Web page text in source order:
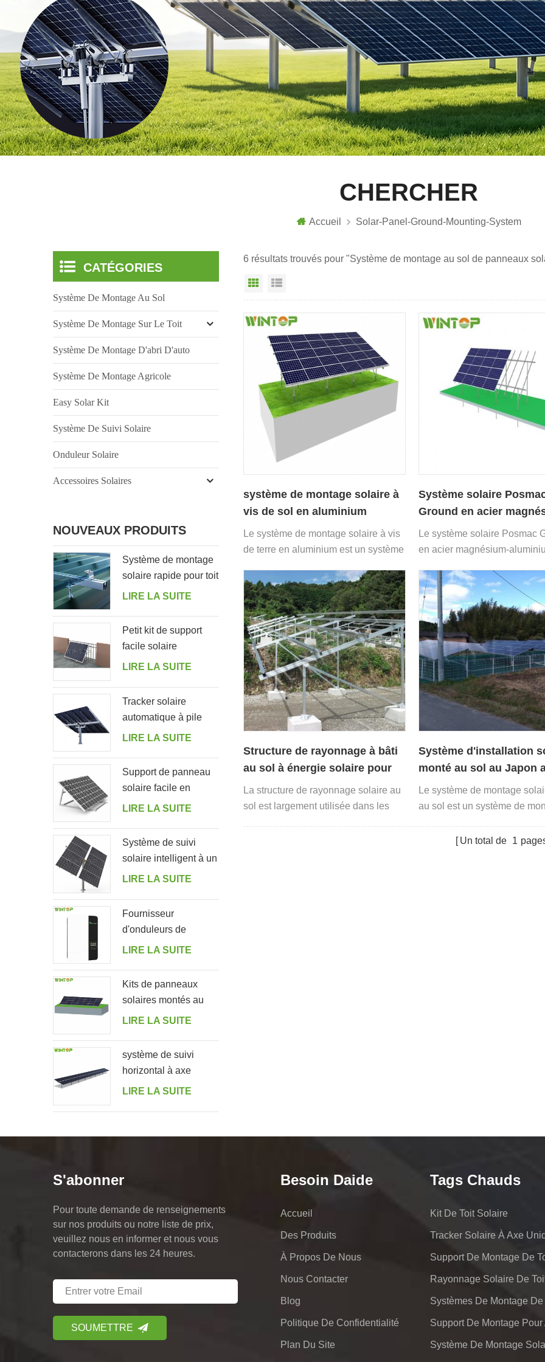
CHERCHER
Accueil Solar-Panel-Ground-Mounting-System
6 résultats trouvés pour "Système de montage au sol de panneaux
Vue grille
système de montage solaire à
vis de sol en aluminium
Le système de montage solaire à vis
de terre en aluminium est un système
une vis de terre.
Système solaire
Ground en acier
aluminium-zinc
Le système solaire Posmac
en acier magnésium-
au sol fabriqué en plaque
magnésium-aluminium-zinc.
Posmac est un nouveau
coût d'installation est plus
économique.
Structure de rayonnage à bâti
au sol à énergie solaire pour
base en béton
La structure de rayonnage solaire au
sol est largement utilisée dans les
Système d'installation
monté au sol au Japon
vis de terre
Le système de montage
au sol est un système de
Un total de 1
CATÉGORIES
Système De Montage Au Sol
Système De Montage Sur Le Toit
Système De Montage D'abri D'auto
Système De Montage Agricole
Easy Solar Kit
Système De Suivi Solaire
Onduleur Solaire
Accessoires Solaires
NOUVEAUX PRODUITS
Système de montage
solaire rapide pour toit
en tôle avec boulon
LIRE LA SUITE
Petit kit de support
facile solaire
résidentiel pour
LIRE LA SUITE
Tracker solaire
automatique à pile
unique avec 10
LIRE LA SUITE
Support de panneau
solaire facile en
aluminium à angle
LIRE LA SUITE
Système de suivi
solaire intelligent à un
seul poteau et à deux
LIRE LA SUITE
Fournisseur
d'onduleurs de
stockage d'énergie
LIRE LA SUITE
Kits de panneaux
solaires montés au
sol en forme
LIRE LA SUITE
système de suivi
horizontal à axe
unique à double
LIRE LA SUITE
S'abonner
Pour toute demande de renseignements
sur nos produits ou notre liste de prix,
veuillez nous en informer et nous vous
contacterons dans les 24 heures.
Besoin Daide
Accueil
Des Produits
À Propos De Nous
Nous Contacter
Blog
Politique De Confidentialité
Plan Du Site
Tags Chauds
Kit De Toit Solaire
Tracker Solaire À Axe
Support De Montage De
Rayonnage Solaire De
Système De Montage